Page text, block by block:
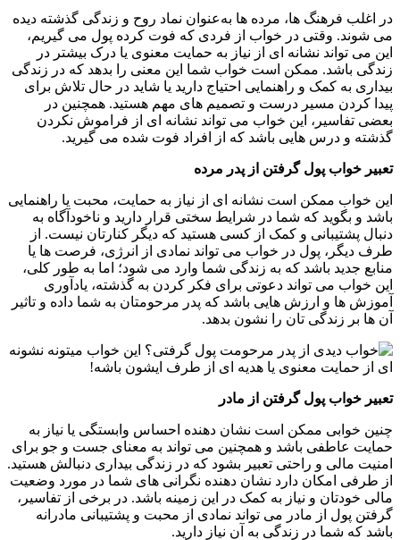
در اغلب فرهنگ ها، مرده ها به‌عنوان نماد روح و زندگی گذشته دیده
می شوند. وقتی در خواب از فردی که فوت کرده پول می گیریم،
این می تواند ‌نشانه ای از نیاز به حمایت معنوی یا درک بیشتر در
زندگی باشد. ممکن است خواب شما این معنی را بدهد که در زندگی
بیداری به کمک و راهنمایی احتیاج دارید یا شاید در حال تلاش برای
پیدا کردن مسیر درست و تصمیم های مهم هستید. همچنین در
بعضی تفاسیر، این خواب می تواند نشانه ای از فراموش نکردن
گذشته و درس هایی باشد که از افراد فوت شده می گیرید.
تعبیر خواب پول گرفتن از پدر مرده
این خواب ممکن است نشانه ای از نیاز به حمایت، محبت یا راهنمایی
باشد و بگوید که شما در شرایط سختی قرار دارید و ناخودآگاه به
دنبال پشتیبانی و کمک از کسی هستید که دیگر کنارتان نیست. از
طرف دیگر، پول در خواب می تواند نمادی از انرژی، فرصت ها یا
منابع جدید باشد که به زندگی شما وارد می شود؛ اما به طور کلی،
این خواب می تواند دعوتی برای فکر کردن به گذشته، یادآوری
آموزش ها و ارزش هایی باشد که پدر مرحومتان به شما داده و تاثیر
آن ها بر زندگی تان را نشون بدهد.
تعبیر خواب پول گرفتن از مادر
چنین خوابی ممکن است نشان دهنده احساس وابستگی یا نیاز به
حمایت عاطفی باشد و همچنین می تواند به معنای جست و جو برای
امنیت مالی و راحتی تعبیر بشود که در زندگی بیداری دنبالش هستید.
از طرفی امکان دارد نشان دهنده نگرانی های شما در مورد وضعیت
مالی خودتان و نیاز به کمک در این زمینه باشد. در برخی از تفاسیر،
گرفتن پول از مادر می تواند نمادی از محبت و پشتیبانی مادرانه
باشد که شما در زندگی به آن نیاز دارید.